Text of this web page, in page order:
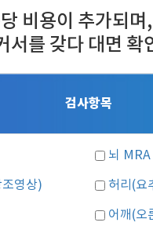
비용이 추가되
서를 갖다 대면 확
검사항목
뇌 MRA
영상) 허리(요
어깨(오